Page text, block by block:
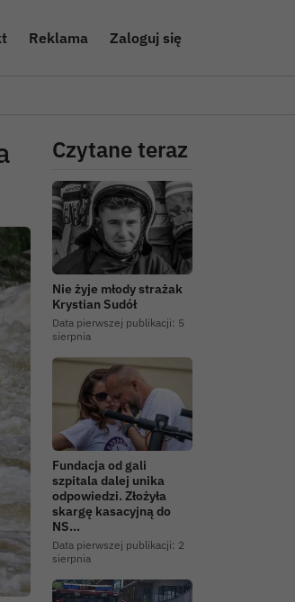
Reklama Zaloguj się
Czytane teraz
Nie żyje młody strażak
Krystian Sudół
Data pierwszej publikacji: 5
sierpnia
Fundacja od gali
szpitala dalej unika
odpowiedzi. Złożyła
skargę kasacyjną do
NS…
Data pierwszej publikacji: 2
sierpnia